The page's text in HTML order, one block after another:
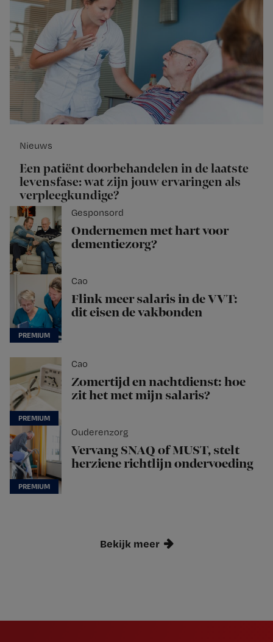
Nieuws
Een patiënt doorbehandelen in de laatste
levensfase: wat zijn jouw ervaringen als
verpleegkundige?
Gesponsord
Ondernemen met hart voor
dementiezorg?
Cao
Flink meer salaris in de VVT:
dit eisen de vakbonden
Cao
Zomertijd en nachtdienst: hoe
zit het met mijn salaris?
Ouderenzorg
Vervang SNAQ of MUST, stelt
herziene richtlijn ondervoeding
Bekijk meer